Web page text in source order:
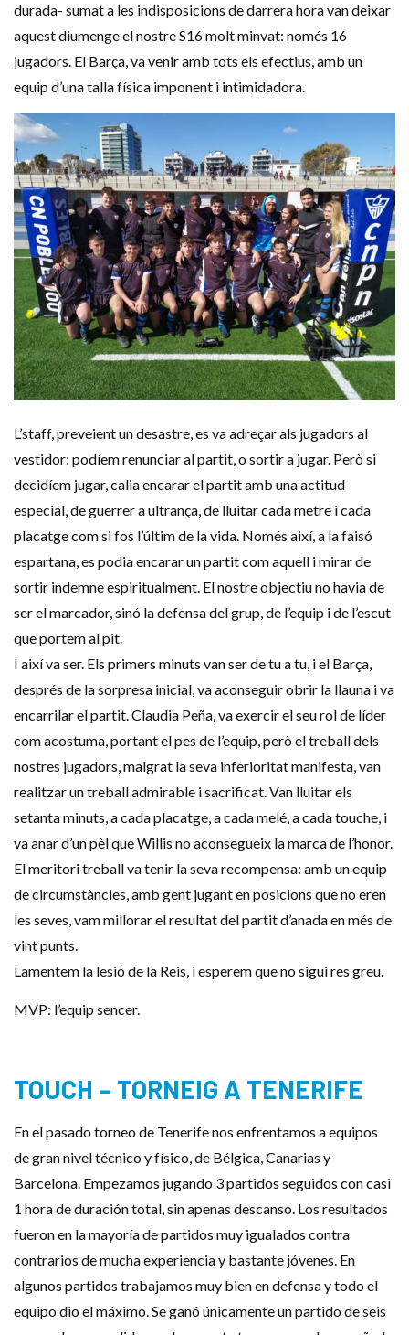
durada- sumat a les indisposicions de darrera hora van deixar
aquest diumenge el nostre S16 molt minvat: només 16
jugadors. El Barça, va venir amb tots els efectius, amb un
equip d’una talla física imponent i intimidadora.
L’staff, preveient un desastre, es va adreçar als jugadors al
vestidor: podíem renunciar al partit, o sortir a jugar. Però si
decidíem jugar, calia encarar el partit amb una actitud
especial, de guerrer a ultrança, de lluitar cada metre i cada
placatge com si fos l’últim de la vida. Només així, a la faisó
espartana, es podia encarar un partit com aquell i mirar de
sortir indemne espiritualment. El nostre objectiu no havia de
ser el marcador, sinó la defensa del grup, de l’equip i de l’escut
que portem al pit.
I així va ser. Els primers minuts van ser de tu a tu, i el Barça,
després de la sorpresa inicial, va aconseguir obrir la llauna i va
encarrilar el partit. Claudia Peña, va exercir el seu rol de líder
com acostuma, portant el pes de l’equip, però el treball dels
nostres jugadors, malgrat la seva inferioritat manifesta, van
realitzar un treball admirable i sacrificat. Van lluitar els
setanta minuts, a cada placatge, a cada melé, a cada touche, i
va anar d’un pèl que Willis no aconsegueix la marca de l’honor.
El meritori treball va tenir la seva recompensa: amb un equip
de circumstàncies, amb gent jugant en posicions que no eren
les seves, vam millorar el resultat del partit d’anada en més de
vint punts.
Lamentem la lesió de la Reis, i esperem que no sigui res greu.
MVP: l’equip sencer.
TOUCH – TORNEIG A TENERIFE
En el pasado torneo de Tenerife nos enfrentamos a equipos
de gran nivel técnico y físico, de Bélgica, Canarias y
Barcelona. Empezamos jugando 3 partidos seguidos con casi
1 hora de duración total, sin apenas descanso. Los resultados
fueron en la mayoría de partidos muy igualados contra
contrarios de mucha experiencia y bastante jóvenes. En
algunos partidos trabajamos muy bien en defensa y todo el
equipo dio el máximo. Se ganó únicamente un partido de seis